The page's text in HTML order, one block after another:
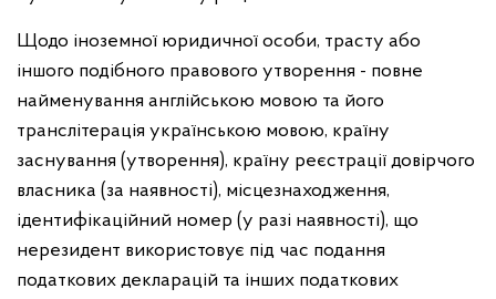
Щодо іноземної юридичної особи, трасту або
іншого подібного правового утворення - повне
найменування англійською мовою та його
транслітерація українською мовою, країну
заснування (утворення), країну реєстрації довірчого
власника (за наявності), місцезнаходження,
ідентифікаційний номер (у разі наявності), що
нерезидент використовує під час подання
податкових декларацій та інших податкових